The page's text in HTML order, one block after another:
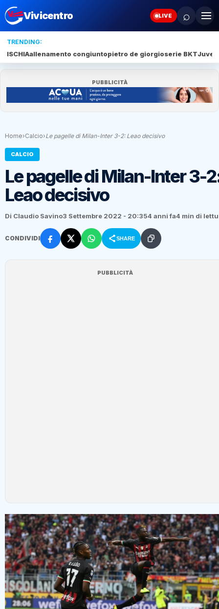
Vivicentro LIVE ⌕
TRENDING:
ISCHIAallenamento congiuntopietro de giorgioserie BKTJuve
PUBBLICITÀ
Home›Calcio›Le pagelle di Milan-Inter 3-2: Leao decisivo
CALCIO
Le pagelle di Milan-Inter 3-
Leao decisivo
Di Claudio Savino3 Settembre 2022 - 20:354 anni fa4 min di
CONDIVIDI SHARE
PUBBLICITÀ